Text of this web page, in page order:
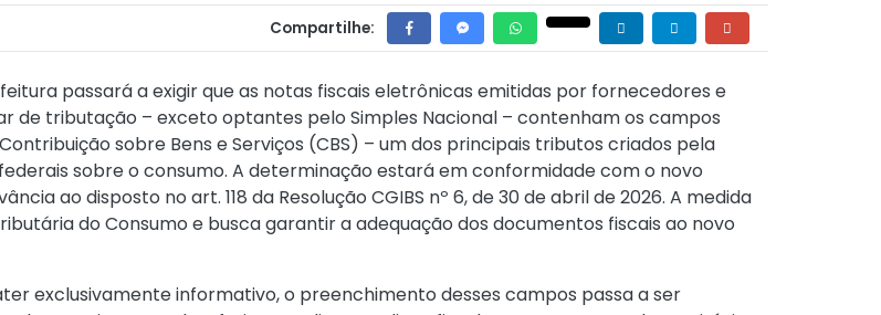
Compartilhe:
passará a exigir que as notas fiscais eletrônicas emitidas por fornecedores e
de tributação – exceto optantes pelo Simples Nacional – contenham os campos
sobre Bens e Serviços (CBS) – um dos principais tributos criados pela
sobre o consumo. A determinação estará em conformidade com o novo
ao disposto no art. 118 da Resolução CGIBS nº 6, de 30 de abril de 2026. A medida
do Consumo e busca garantir a adequação dos documentos fiscais ao novo
exclusivamente informativo, o preenchimento desses campos passa a ser